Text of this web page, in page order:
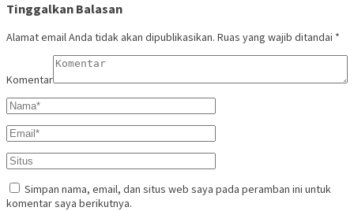
Tinggalkan Balasan
Alamat email Anda tidak akan dipublikasikan. Ruas yang wajib ditandai *
Komentar
Simpan nama, email, dan situs web saya pada peramban ini untuk
komentar saya berikutnya.